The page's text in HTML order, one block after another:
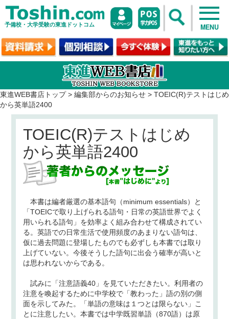
予備校・大学受験の東進ドットコム MENU
東進WEB書店トップ> 編集部からのお知らせ > TOEIC(R)テストはじめ
から英単語2400
TOEIC(R)テストはじめ
から英単語2400
本書は編者厳選の基本語句（minimum essentials）と
「TOEICで取り上げられる語句・日常の英語世界でよく
用いられる語句」を効率よく組み合わせて構成されてい
る。英語での日常生活で使用頻度のあまりない語句は、
仮に過去問題に登場したものでも必ずしも本書では取り
上げていない。今後そうした語句に出会う確率が高いと
は思われないからである。
試みに「注意語義40」を見ていただきたい。利用者の
注意を喚起するために中学校で「教わった」語の別の側
面を示してみた。「単語の意味は１つとは限らない」こ
とに注意したい。本書では中学既習単語（870語）は原